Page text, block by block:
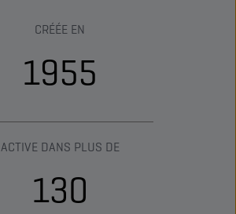
CRÉÉE EN
1955
ACTIVE DANS PLUS DE
130